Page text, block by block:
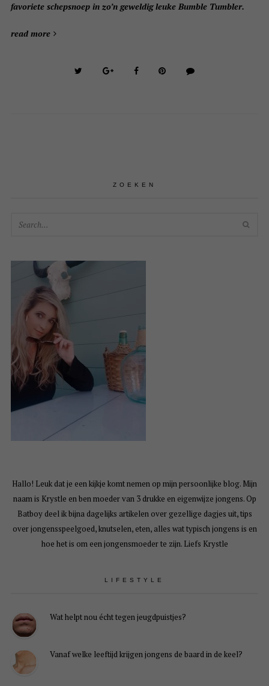
favoriete schepsnoep in zo’n geweldig leuke Bumble Tumbler.
read more
ZOEKEN
Hallo! Leuk dat je een kijkje komt nemen op mijn persoonlijke blog. Mijn
naam is Krystle en ben moeder van 3 drukke en eigenwijze jongens. Op
Batboy deel ik bijna dagelijks artikelen over gezellige dagjes uit, tips
over jongensspeelgoed, knutselen, eten, alles wat typisch jongens is en
hoe het is om een jongensmoeder te zijn. Liefs Krystle
LIFESTYLE
Wat helpt nou écht tegen jeugdpuistjes?
Vanaf welke leeftijd krijgen jongens de baard in de keel?